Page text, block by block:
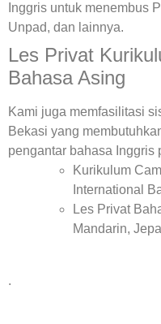
Inggris untuk menembus
Unpad, dan lainnya.
Les Privat
Bahasa Asing
Kami juga memfasilitasi
Bekasi yang
pengantar bahasa Inggris
Kurikulum
International
Les Privat
Mandarin,
.